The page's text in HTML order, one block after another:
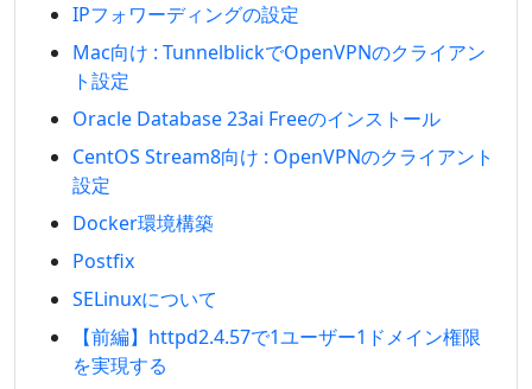
IPフォワーディングの設定
Mac向け : TunnelblickでOpenVPNのクライアン
ト設定
Oracle Database 23ai Freeのインストール
CentOS Stream8向け : OpenVPNのクライアント
設定
Docker環境構築
Postfix
SELinuxについて
【前編】httpd2.4.57で1ユーザー1ドメイン権限
を実現する